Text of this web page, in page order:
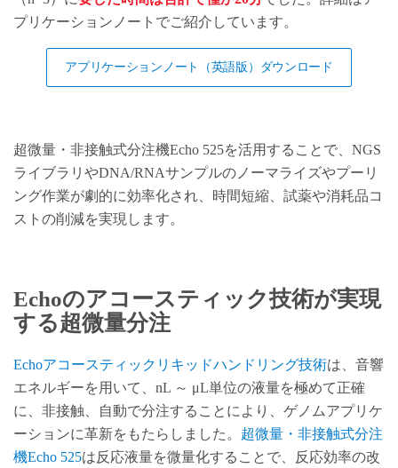
プリケーションノートでご紹介しています。
アプリケーションノート（英語版）ダウンロード
超微量・非接触式分注機Echo 525を活用することで、NGS
ライブラリやDNA/RNAサンプルのノーマライズやプーリ
ング作業が劇的に効率化され、時間短縮、試薬や消耗品コ
ストの削減を実現します。
Echoのアコースティック技術が実現
する超微量分注
Echoアコースティックリキッドハンドリング技術は、音響
エネルギーを用いて、nL ～ μL単位の液量を極めて正確
に、非接触、自動で分注することにより、ゲノムアプリケ
ーションに革新をもたらしました。 超微量・非接触式分注
機Echo 525は反応液量を微量化することで、反応効率の改